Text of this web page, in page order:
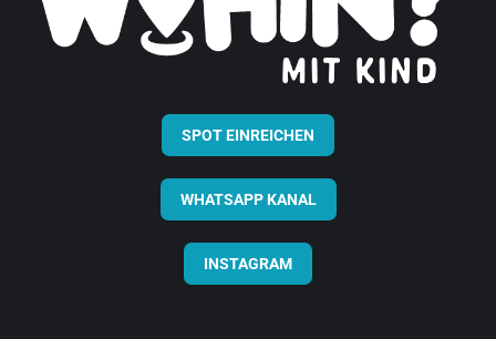
SPOT EINREICHEN
WHATSAPP KANAL
INSTAGRAM